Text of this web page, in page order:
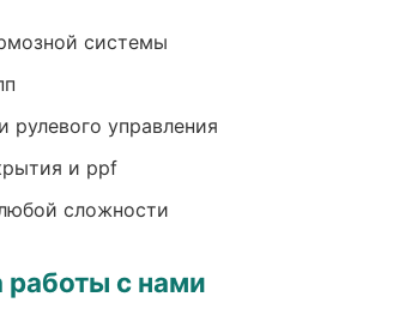
системы
рулевого управления
и ppf
сложности
с нами